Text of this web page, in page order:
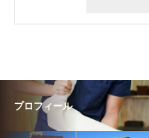
プロフィール